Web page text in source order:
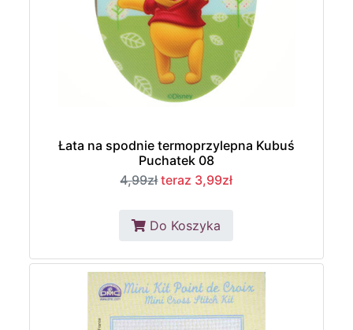
Łata na spodnie termoprzylepna Kubuś
Puchatek 08
4,99zł teraz 3,99zł
Do Koszyka